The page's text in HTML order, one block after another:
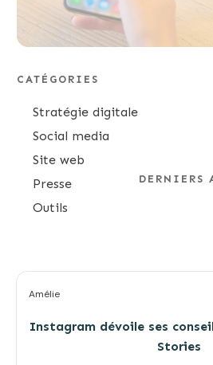
CATÉGORIES
Stratégie digitale
Social media
Site web
Presse
Outils
DERNIERS
Amélie
Instagram dévoile ses
Stories